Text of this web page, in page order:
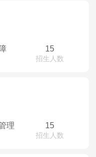
15
招生人数
理 15
招生人数